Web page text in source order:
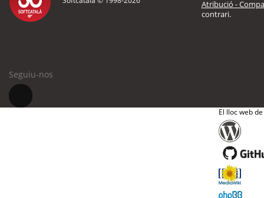
Atribució -
contrari.
Seguiu-nos
El lloc web